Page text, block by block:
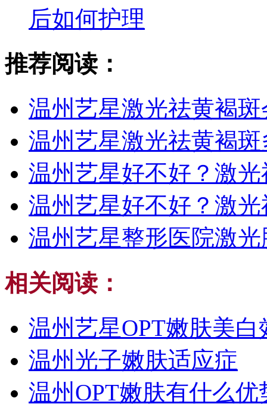
后如何护理
推荐阅读：
温州艺星激光祛黄褐
温州艺星激光祛黄褐
温州艺星好不好？激
温州艺星好不好？激
温州艺星整形医院激
相关阅读：
温州艺星OPT嫩肤美白
温州光子嫩肤适应症
温州OPT嫩肤有什么优